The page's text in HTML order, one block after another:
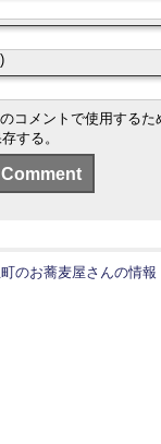
コメントで使用する
する。
のお蕎麦屋さんの情報